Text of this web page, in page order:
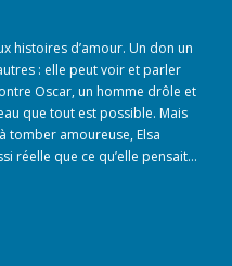
histoires d’amour. Un don un
: elle peut voir et parler
Oscar, un homme drôle et
que tout est possible. Mais
tomber amoureuse, Elsa
réelle que ce qu’elle pensait…